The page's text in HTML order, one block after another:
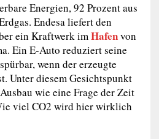
Energien, 92 Prozent aus
Endesa liefert den
ein Kraftwerk imHafenvon
Ein E-Auto reduziert seine
wenn der erzeugte
Unter diesem Gesichtspunkt
wie eine Frage der Zeit
viel CO2 wird hier wirklich